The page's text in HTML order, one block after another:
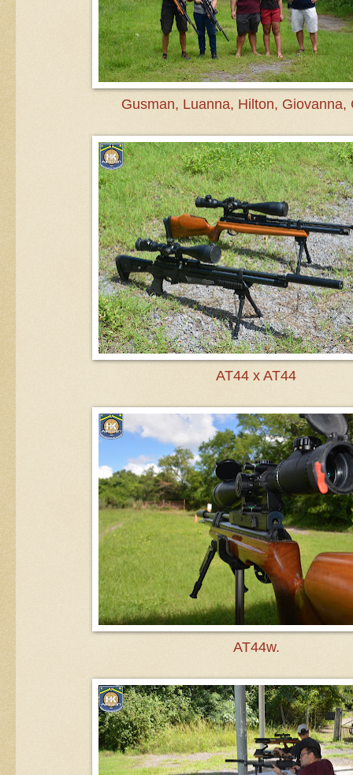
Gusman, Luanna, Hilton, Giovanna,
AT44 x AT44
AT44w.